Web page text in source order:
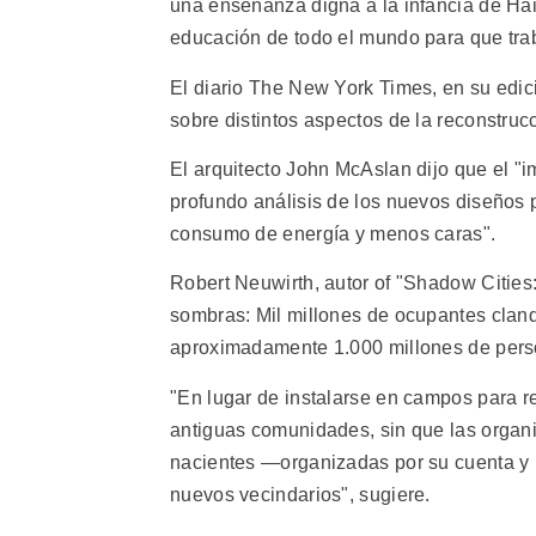
una enseñanza digna a la infancia de
educación de todo el mundo para que
El diario The New York Times, en su
sobre distintos aspectos de la
El arquitecto John McAslan dijo que el
profundo análisis de los nuevos diseños
consumo de energía y menos caras".
Robert Neuwirth, autor of "Shadow
sombras: Mil millones de ocupantes
aproximadamente 1.000 millones de
"En lugar de instalarse en campos para
antiguas comunidades, sin que las
nacientes —organizadas por su cuenta
nuevos vecindarios", sugiere.